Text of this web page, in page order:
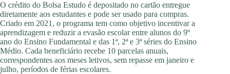
O crédito do Bolsa Estudo é depositado no cartão entregue
diretamente aos estudantes e pode ser usado para compras.
Criado em 2021, o programa tem como objetivo incentivar a
aprendizagem e reduzir a evasão escolar entre alunos do 9º
ano do Ensino Fundamental e das 1ª, 2ª e 3ª séries do Ensino
Médio. Cada beneficiário recebe 10 parcelas anuais,
correspondentes aos meses letivos, sem repasse em janeiro e
julho, períodos de férias escolares.